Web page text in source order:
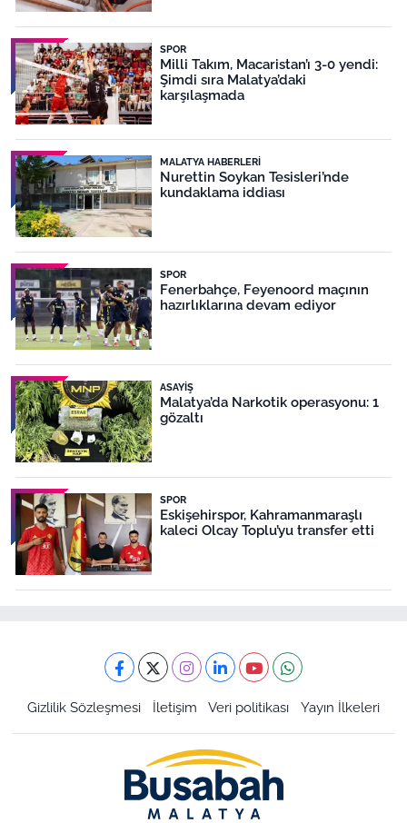
SPOR
Milli Takım, Macaristan’ı 3-0 yendi:
Şimdi sıra Malatya’daki
karşılaşmada
MALATYA HABERLERI
Nurettin Soykan Tesisleri’nde
kundaklama iddiası
SPOR
Fenerbahçe, Feyenoord maçının
hazırlıklarına devam ediyor
ASAYIŞ
Malatya’da Narkotik operasyonu: 1
gözaltı
SPOR
Eskişehirspor, Kahramanmaraşlı
kaleci Olcay Toplu’yu transfer etti
Gizlilik Sözleşmesi İletişim Veri politikası Yayın İlkeleri